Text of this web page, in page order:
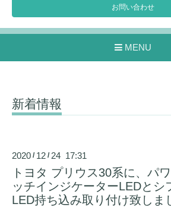
お問い合わせ
MENU
新着情報
2020 / 12 / 24 17:31
トヨタ プリウス30系に、パ
ッチインジケーターLEDとシ
LED持ち込み取り付け致しま